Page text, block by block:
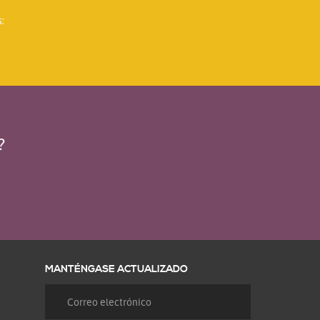
MANTÉNGASE ACTUALIZADO